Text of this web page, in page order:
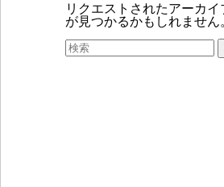
リクエストされたアーカ
が見つかるかもしれません